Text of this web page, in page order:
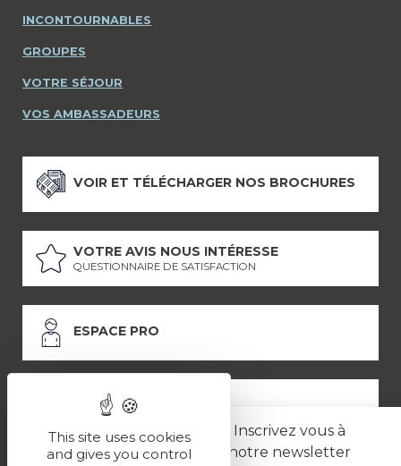
Inscrivez vous à
notre newsletter
INCONTOURNABLES
GROUPES
VOTRE SÉJOUR
VOS AMBASSADEURS
VOIR ET TÉLÉCHARGER NOS BROCHURES
VOTRE AVIS NOUS INTÉRESSE
QUESTIONNAIRE DE SATISFACTION
ESPACE PRO
ESPACE PRESSE
This site uses cookies
and gives you control